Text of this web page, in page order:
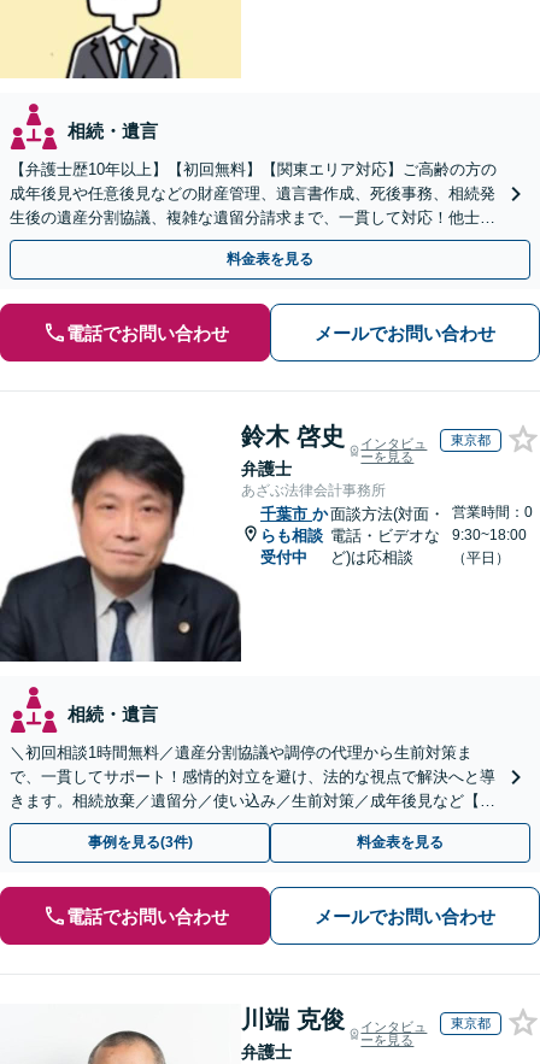
相続・遺言
【弁護士歴10年以上】【初回無料】【関東エリア対応】ご高齢の方の
成年後見や任意後見などの財産管理、遺言書作成、死後事務、相続発
生後の遺産分割協議、複雑な遺留分請求まで、一貫して対応！他士業
との連携力を活かした最適解の追求【WEB面談対応】
料金表を見る
電話でお問い合わせ メールでお問い合わせ
鈴木 啓史
弁護士
インタビュ
ーを見る
東京都
あざぶ法律会計事務所
千葉市 か
らも相談
受付中
面談方法(対面・
電話・ビデオな
ど)は応相談
営業時間：0
9:30~18:00
（平日）
相続・遺言
＼初回相談1時間無料／遺産分割協議や調停の代理から生前対策ま
で、一貫してサポート！感情的対立を避け、法的な視点で解決へと導
きます。相続放棄／遺留分／使い込み／生前対策／成年後見など【W
EB面談対応】
事例を見る(3件) 料金表を見る
電話でお問い合わせ メールでお問い合わせ
川端 克俊
弁護士
インタビュ
ーを見る
東京都